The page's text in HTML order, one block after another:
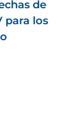
de
para los